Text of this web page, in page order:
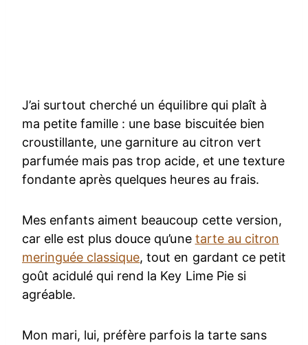
J’ai surtout cherché un équilibre qui plaît à
ma petite famille : une base biscuitée bien
croustillante, une garniture au citron vert
parfumée mais pas trop acide, et une texture
fondante après quelques heures au frais.
Mes enfants aiment beaucoup cette version,
car elle est plus douce qu’une tarte au citron
meringuée classique, tout en gardant ce petit
goût acidulé qui rend la Key Lime Pie si
agréable.
Mon mari, lui, préfère parfois la tarte sans